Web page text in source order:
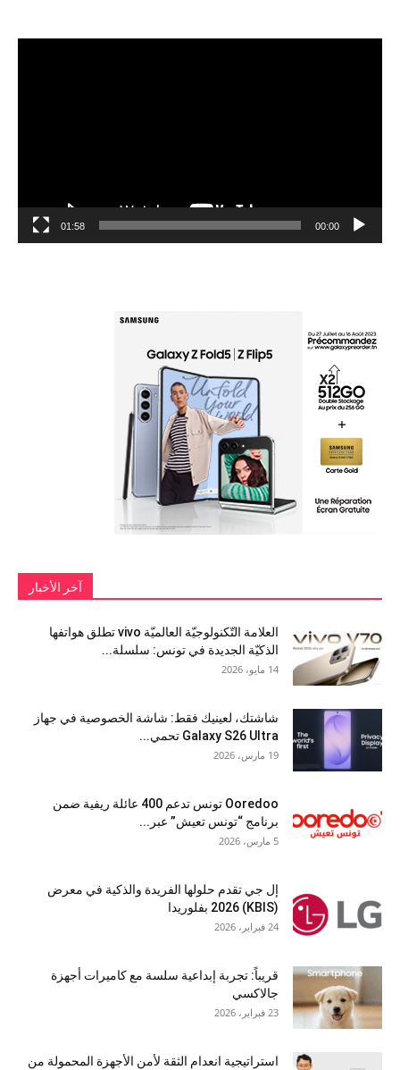
00:00
01:58
آخر الأخبار
العلامة التّكنولوجيّة العالميّة vivo تطلق هواتفها
الذكيّة الجديدة في تونس: سلسلة...
14 مايو، 2026
شاشتك، لعينيك فقط: شاشة الخصوصية في جهاز
Galaxy S26 Ultra تحمي...
19 مارس، 2026
Ooredoo تونس تدعم 400 عائلة ريفية ضمن
برنامج “تونس تعيش” عبر...
5 مارس، 2026
إل جي تقدم حلولها الفريدة والذكية في معرض
(KBIS) 2026 بفلوريدا
24 فبراير، 2026
قريباً: تجربة إبداعية سلسة مع كاميرات أجهزة
جالاكسي
23 فبراير، 2026
استراتيجية انعدام الثقة لأمن الأجهزة المحمولة من